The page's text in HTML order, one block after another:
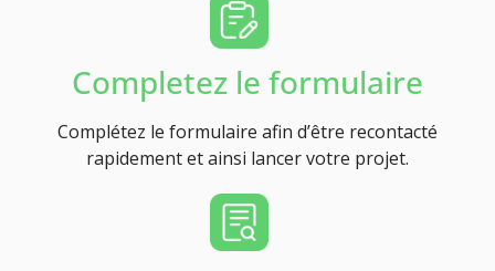
Completez le formulaire
Complétez le formulaire afin d’être recontacté
rapidement et ainsi lancer votre projet.